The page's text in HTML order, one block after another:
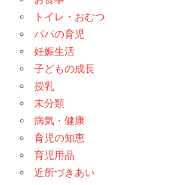
トイレ・おむつ
パパの育児
妊娠生活
子どもの成長
授乳
未分類
病気・健康
育児の知恵
育児用品
近所づきあい